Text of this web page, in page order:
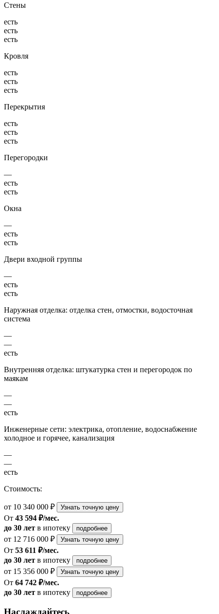
Стены
есть
есть
есть
Кровля
есть
есть
есть
Перекрытия
есть
есть
есть
Перегородки
—
есть
есть
Окна
—
есть
есть
Двери входной группы
—
есть
есть
Наружная отделка: отделка стен, отмостки, водосточная
система
—
—
есть
Внутренняя отделка: штукатурка стен и перегородок по
маякам
—
—
есть
Инженерные сети: электрика, отопление, водоснабжение
холодное и горячее, канализация
—
—
есть
Стоимость:
от 10 340 000 ₽ Узнать точную цену
От 43 594 ₽/мес.
до 30 лет в ипотеку подробнее
от 12 716 000 ₽ Узнать точную цену
От 53 611 ₽/мес.
до 30 лет в ипотеку подробнее
от 15 356 000 ₽ Узнать точную цену
От 64 742 ₽/мес.
до 30 лет в ипотеку подробнее